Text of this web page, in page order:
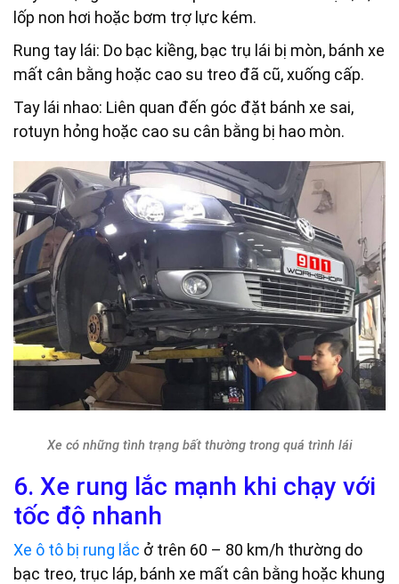
lốp non hơi hoặc bơm trợ lực kém.
Rung tay lái: Do bạc kiềng, bạc trụ lái bị mòn, bánh xe
mất cân bằng hoặc cao su treo đã cũ, xuống cấp.
Tay lái nhao: Liên quan đến góc đặt bánh xe sai,
rotuyn hỏng hoặc cao su cân bằng bị hao mòn.
Xe có những tình trạng bất thường trong quá trình lái
6. Xe rung lắc mạnh khi chạy với
tốc độ nhanh
Xe ô tô bị rung lắc ở trên 60 – 80 km/h thường do
bạc treo, trục láp, bánh xe mất cân bằng hoặc khung